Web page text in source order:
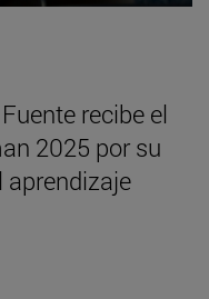
recibe el
2025 por su
aprendizaje